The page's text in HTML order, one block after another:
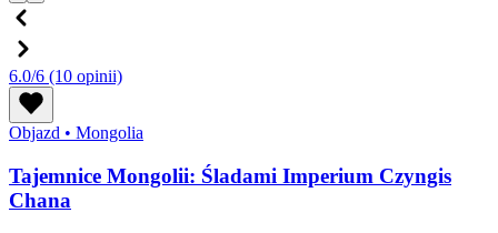
6.0/6 (10 opinii)
Objazd • Mongolia
Tajemnice Mongolii: Śladami Imperium Czyngis
Chana